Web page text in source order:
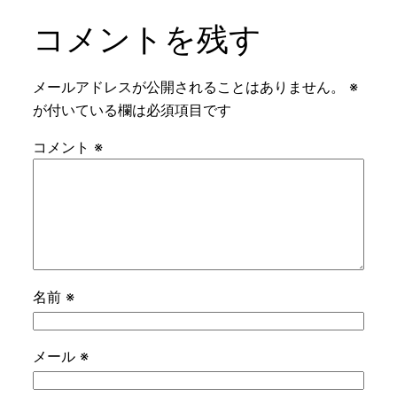
コメントを残す
メールアドレスが公開されることはありません。
※
が付いている欄は必須項目です
コメント ※
名前 ※
メール ※